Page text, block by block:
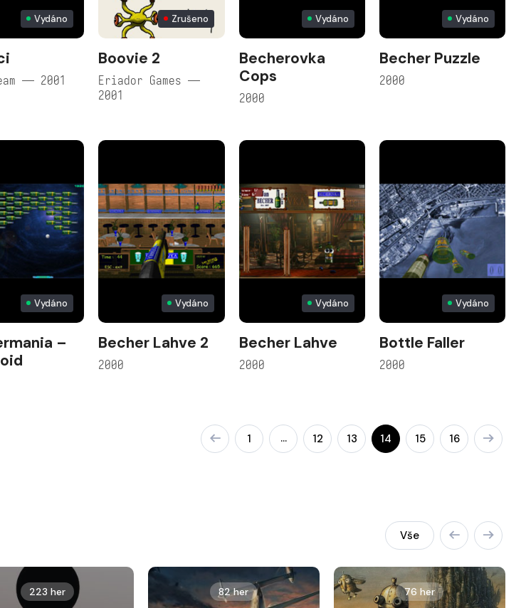
Vydáno
— 2001
Zrušeno
Boovie 2
Eriador Games —
2001
Vydáno
Becherovka
Cops
2000
Vydáno
Becher Puzzle
2000
Vydáno
–
Vydáno
Becher Lahve 2
2000
Vydáno
Becher Lahve
2000
Vydáno
Bottle Faller
2000
1 … 12 13 14 15 16
Vše
223 her 82 her 76 her